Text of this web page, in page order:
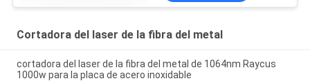
Cortadora del laser de la fibra del metal
cortadora del laser de la fibra del metal de 1064nm Raycus
1000w para la placa de acero inoxidable